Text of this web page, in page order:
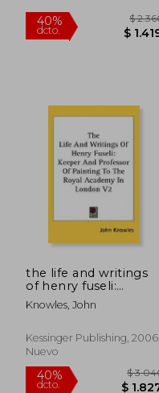
dcto.
the life and writings
of henry fuseli:
keeper and professor
of painting to the
london v2 (en Inglés)
Knowles, John
Kessinger Publishing, 2006,
Nuevo